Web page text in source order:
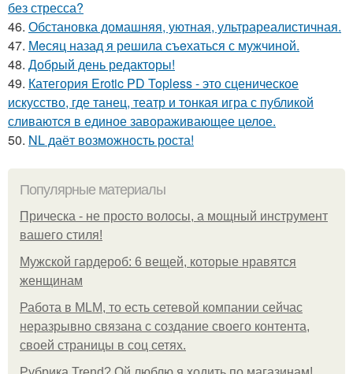
без стресса?
46. Обстановка домашняя, уютная, ультрареалистичная.
47. Мeсяц назад я рeшила съeхаться с мужчиной.
48. Добрый день редакторы!
49. Категория Erotic PD Topless - это сценическое
искусство, где танец, театр и тонкая игра с публикой
сливаются в единое завораживающее целое.
50. NL даёт возможность роста!
Популярные материалы
Прическа - не просто волосы, а мощный инструмент
вашего стиля!
Мужской гардероб: 6 вещей, которые нравятся
женщинам
Работа в MLM, то есть сетевой компании сейчас
неразрывно связана с создание своего контента,
своей страницы в соц сетях.